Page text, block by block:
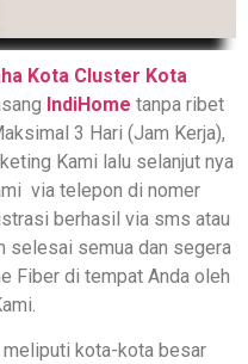
Kota Cluster Kota
IndiHome tanpa ribet
3 Hari (Jam Kerja),
Kami lalu selanjut nya
via telepon di nomer
berhasil via sms atau
selesai semua dan segera
Fiber di tempat Anda oleh
kota-kota besar